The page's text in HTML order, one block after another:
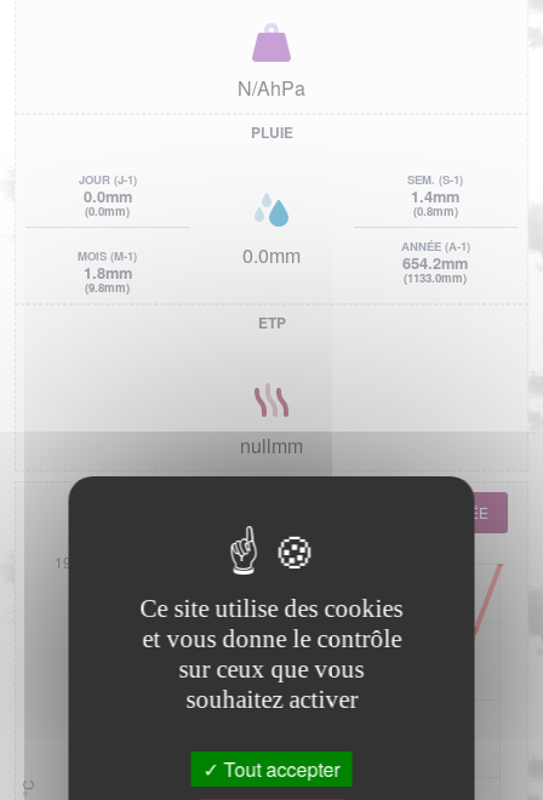
N/AhPa
PLUIE
JOUR (J-1)
0.0mm
(0.0mm)
MOIS(M-1)
1.8mm
(9.8mm)
0.0mm
SEM.(S-1)
1.4mm
(0.8mm)
ANNÉE (A-1)
654.2mm
(1133.0mm)
ETP
nullmm
JOURNÉE
Ce site utilise des cookies
et vous donne le contrôle
sur ceux que vous
souhaitez activer
Tout accepter